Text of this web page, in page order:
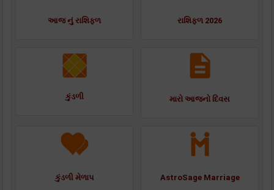
આજ નું રાશિફળ રાશિફળ 2026
કુંડળી મારો આજનો દિવસ
કુંડળી મેળાપ AstroSage Marriage